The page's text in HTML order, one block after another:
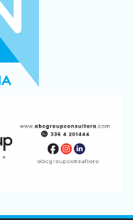
y consumo
el país, un 5,9%
julio: bajó un 12,6%